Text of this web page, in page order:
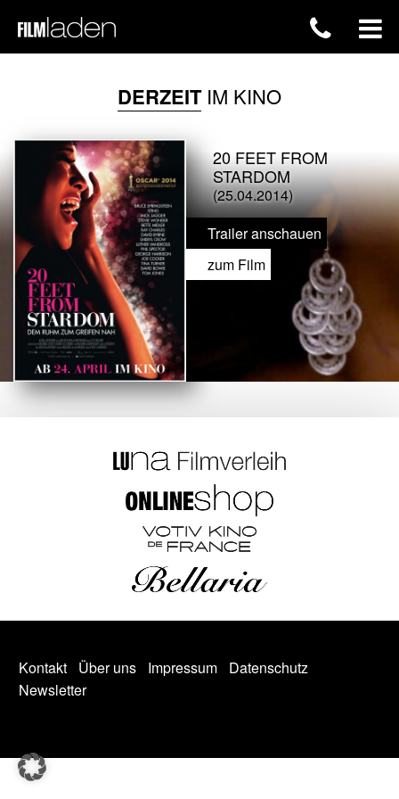
DERZEITIM KINO
20 FEET FROM
STARDOM
(25.04.2014)
Trailer anschauen
zum Film
Kontakt Über uns Impressum
Datenschutz
Newsletter